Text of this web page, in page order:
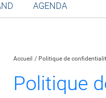
AGENDA
Accueil Politique de
Politique